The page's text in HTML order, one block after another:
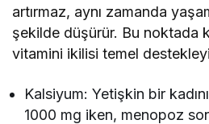
artırmaz, aynı zamanda
şekilde düşürür. Bu noktada
vitamini ikilisi temel
Kalsiyum: Yetişkin bir
1000 mg iken, menopoz